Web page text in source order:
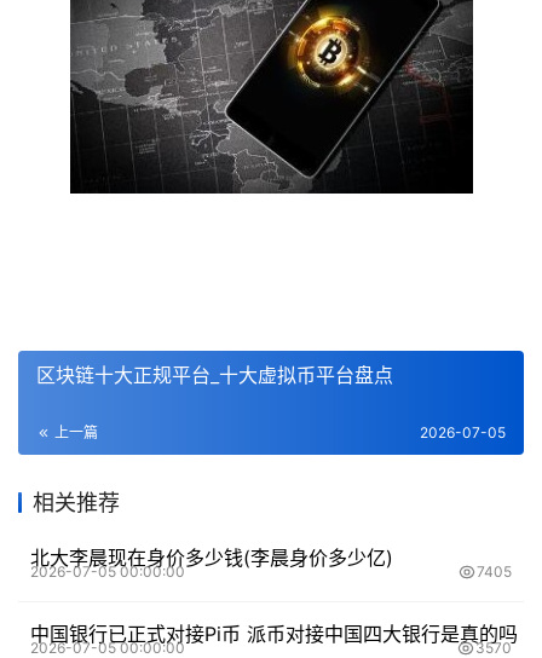
区块链十大正规平台_十大虚拟币平台盘点
上一篇 2026-07-05
相关推荐
北大李晨现在身价多少钱(李晨身价多少亿)
2026-07-05 00:00:00 7405
中国银行已正式对接Pi币 派币对接中国四大银行是真的吗
2026-07-05 00:00:00 3570